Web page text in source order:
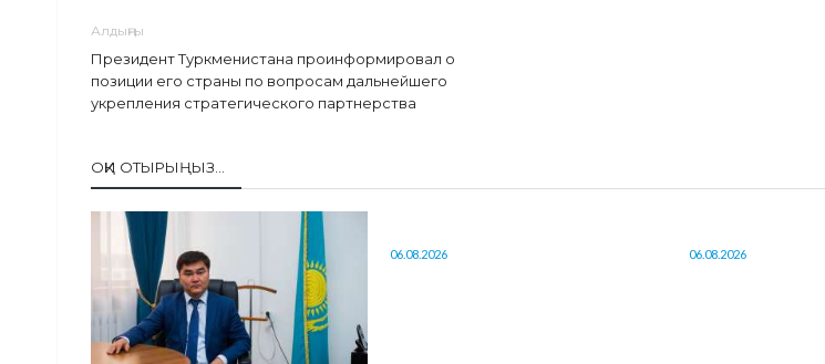
Алдыңғы
Президент Туркменистана проинформировал о
позиции его страны по вопросам дальнейшего
укрепления стратегического партнерства
ОҚИ ОТЫРЫҢЫЗ...
06.08.2026 06.08.2026